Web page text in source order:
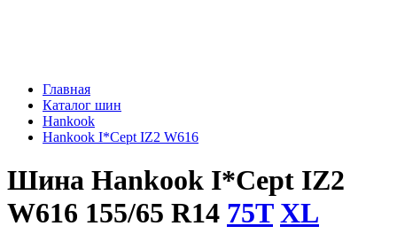
Главная
Каталог шин
Hankook
Hankook I*Cept IZ2 W616
Шина Hankook I*Cept IZ2
W616 155/65 R14 75T XL